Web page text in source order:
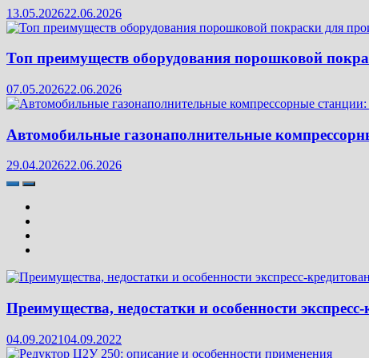
13.05.202622.06.2026
Топ преимуществ оборудования порошковой
07.05.202622.06.2026
Автомобильные газонаполнительные
29.04.202622.06.2026
Преимущества, недостатки и особенности
04.09.202104.09.2022